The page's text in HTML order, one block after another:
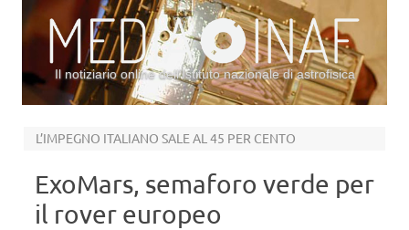
Il notiziario online dell’Istituto nazionale di astrofisica
L’IMPEGNO ITALIANO SALE AL 45 PER CENTO
ExoMars, semaforo verde per
il rover europeo